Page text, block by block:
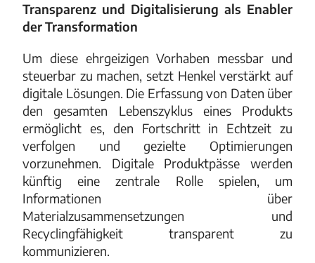
Transparenz und Digitalisierung als Enabler
der Transformation
Um diese ehrgeizigen Vorhaben messbar und
steuerbar zu machen, setzt Henkel verstärkt auf
digitale Lösungen. Die Erfassung von Daten über
den gesamten Lebenszyklus eines Produkts
ermöglicht es, den Fortschritt in Echtzeit zu
verfolgen und gezielte Optimierungen
vorzunehmen. Digitale Produktpässe werden
künftig eine zentrale Rolle spielen, um
Informationen über
Materialzusammensetzungen und
Recyclingfähigkeit transparent zu
kommunizieren.